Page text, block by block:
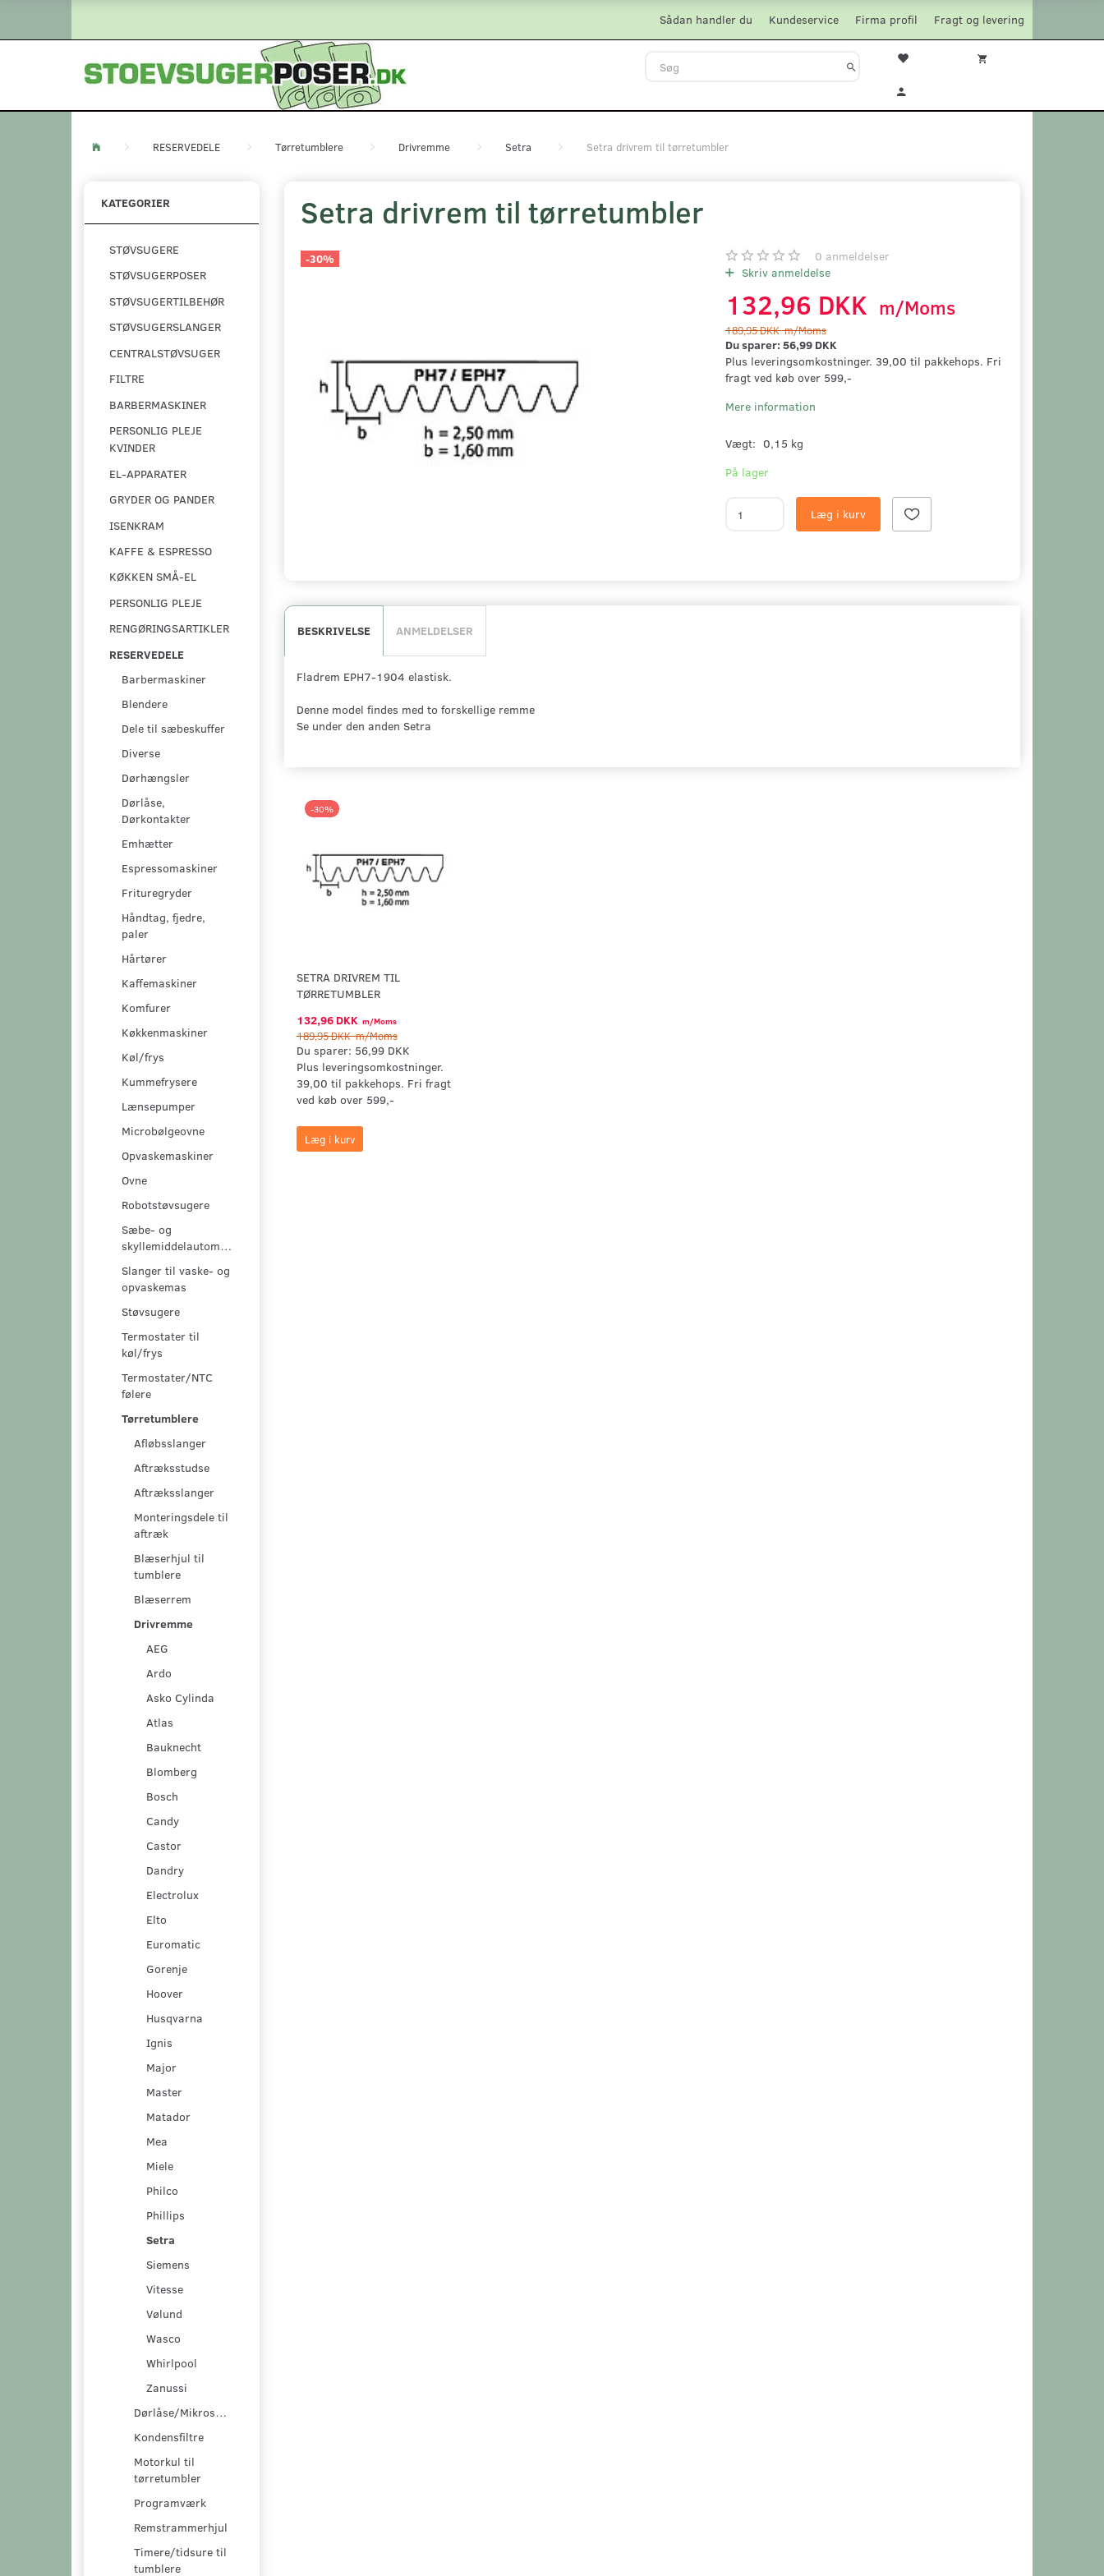
Fragt og levering
Firma profil
Kundeservice
Sådan handler du
RESERVEDELE Tørretumblere Drivremme Setra Setra drivrem til tørretumbler
KATEGORIER
STØVSUGERE
STØVSUGERPOSER
STØVSUGERTILBEHØR
STØVSUGERSLANGER
CENTRALSTØVSUGER
FILTRE
BARBERMASKINER
PERSONLIG PLEJE
KVINDER
EL-APPARATER
GRYDER OG PANDER
ISENKRAM
KAFFE & ESPRESSO
KØKKEN SMÅ-EL
PERSONLIG PLEJE
RENGØRINGSARTIKLER
RESERVEDELE
Barbermaskiner
Blendere
Dele til sæbeskuffer
Diverse
Dørhængsler
Dørlåse,
Dørkontakter
Emhætter
Espressomaskiner
Frituregryder
Håndtag, fjedre,
paler
Hårtører
Kaffemaskiner
Komfurer
Køkkenmaskiner
Køl/frys
Kummefrysere
Lænsepumper
Microbølgeovne
Opvaskemaskiner
Ovne
Robotstøvsugere
Sæbe- og
skyllemiddelautomater
Slanger til vaske- og
opvaskemas
Støvsugere
Termostater til
køl/frys
Termostater/NTC
følere
Tørretumblere
Afløbsslanger
Aftræksstudse
Aftræksslanger
Monteringsdele til
aftræk
Blæserhjul til
tumblere
Blæserrem
Drivremme
AEG
Ardo
Asko Cylinda
Atlas
Bauknecht
Blomberg
Bosch
Candy
Castor
Dandry
Electrolux
Elto
Euromatic
Gorenje
Hoover
Husqvarna
Ignis
Major
Master
Matador
Mea
Miele
Philco
Phillips
Setra
Siemens
Vitesse
Vølund
Wasco
Whirlpool
Zanussi
Dørlåse/Mikroswitche
Kondensfiltre
Motorkul til
tørretumbler
Programværk
Remstrammerhjul
Timere/tidsure til
tumblere
Setra drivrem til tørretumbler
-30% 0 anmeldelser
Skriv anmeldelse
132,96 DKK m/Moms
189,95 DKKm/Moms
Du sparer: 56,99 DKK
Plus leveringsomkostninger. 39,00 til pakkehops. Fri
fragt ved køb over 599,-
Mere information
Vægt: 0,15 kg
På lager
Læg i kurv
BESKRIVELSE ANMELDELSER
Fladrem EPH7-1904 elastisk.
Denne model findes med to forskellige remme
Se under den anden Setra
-30%
SETRA DRIVREM TIL
TØRRETUMBLER
132,96 DKK m/Moms
189,95 DKKm/Moms
Du sparer: 56,99 DKK
Plus leveringsomkostninger.
39,00 til pakkehops. Fri fragt
ved køb over 599,-
Læg i kurv